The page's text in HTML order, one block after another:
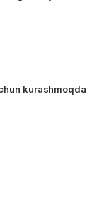
kurashmoqda